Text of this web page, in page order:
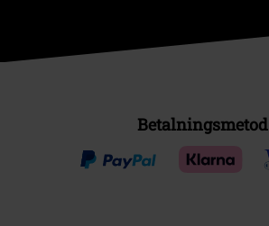
Betalningsmetod